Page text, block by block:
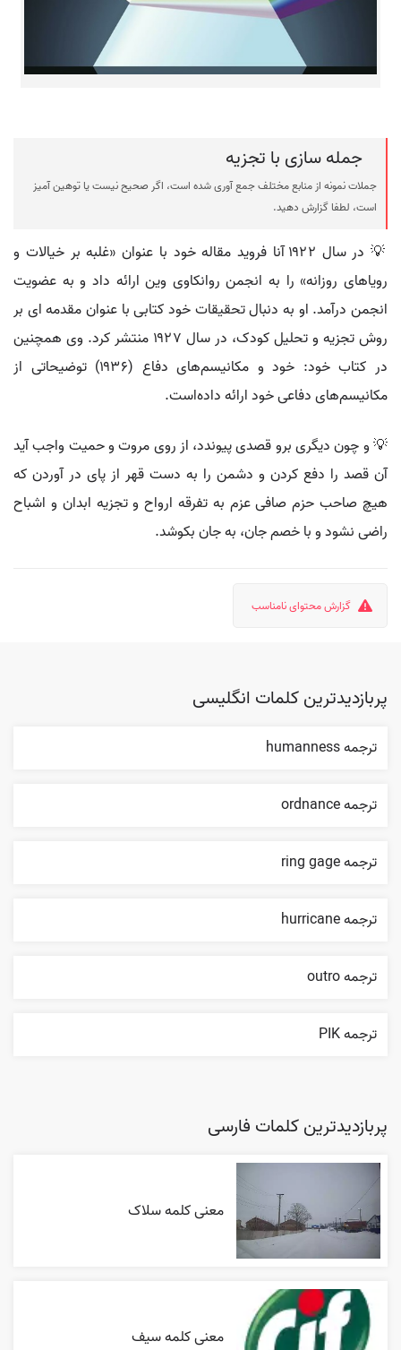
جمله سازی با تجزیه
جملات نمونه از منابع مختلف جمع آوری شده است، اگر صحیح نیست یا توهین آمیز
است، لطفا گزارش دهید.
💡 در سال ۱۹۲۲ آنا فروید مقاله خود با عنوان «غلبه بر خیالات و
رویاهای روزانه» را به انجمن روانکاوی وین ارائه داد و به عضویت
انجمن درآمد. او به دنبال تحقیقات خود کتابی با عنوان مقدمه ای بر
روش تجزیه و تحلیل کودک، در سال ۱۹۲۷ منتشر کرد. وی همچنین
در کتاب خود: خود و مکانیسم‌های دفاع (۱۹۳۶) توضیحاتی از
مکانیسم‌های دفاعی خود ارائه داده‌است.
💡 و چون دیگری برو قصدی پیوندد، از روی مروت و حمیت واجب آید
آن قصد را دفع کردن و دشمن را به دست قهر از پای در آوردن که
هیچ صاحب حزم صافی عزم به تفرقه ارواح و تجزیه ابدان و اشباح
راضی نشود و با خصم جان، به جان بکوشد.
گزارش محتوای نامناسب
پربازدیدترین کلمات انگلیسی
ترجمه humanness
ترجمه ordnance
ترجمه ring gage
ترجمه hurricane
ترجمه outro
ترجمه PIK
پربازدیدترین کلمات فارسی
معنی کلمه سلاک
معنی کلمه سیف